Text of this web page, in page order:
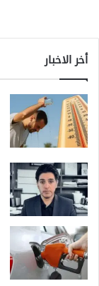
أخر الاخبار